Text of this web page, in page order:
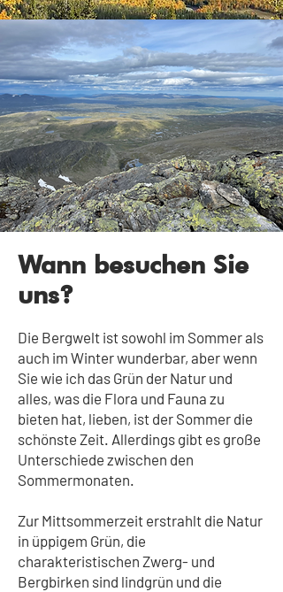
Wann besuchen Sie
uns?
Die Bergwelt ist sowohl im Sommer als
auch im Winter wunderbar, aber wenn
Sie wie ich das Grün der Natur und
alles, was die Flora und Fauna zu
bieten hat, lieben, ist der Sommer die
schönste Zeit. Allerdings gibt es große
Unterschiede zwischen den
Sommermonaten.
Zur Mittsommerzeit erstrahlt die Natur
in üppigem Grün, die
charakteristischen Zwerg- und
Bergbirken sind lindgrün und die